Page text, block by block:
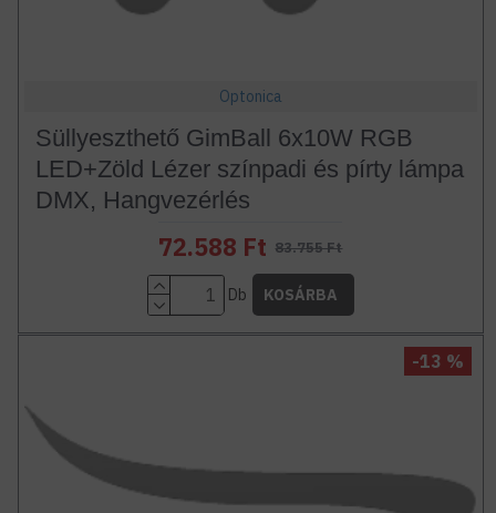
Optonica
Süllyeszthető GimBall 6x10W RGB
LED+Zöld Lézer színpadi és pírty lámpa
DMX, Hangvezérlés
72.588 Ft 83.755 Ft
Db KOSÁRBA
-13 %